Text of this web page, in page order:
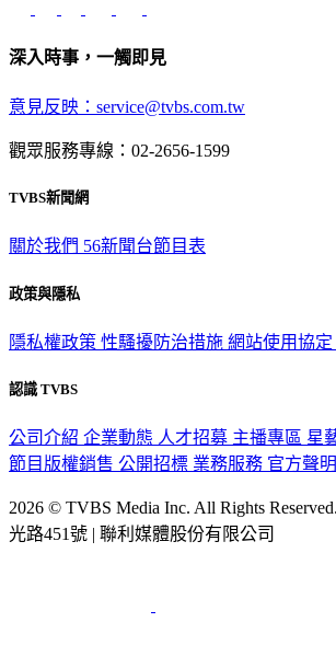
深入時事，一觸即見
意見反映：service@tvbs.com.tw
觀眾服務專線：02-2656-1599
TVBS新聞網
關於我們 56新聞台節目表
政策與隱私
隱私權政策 性騷擾防治措施 網站使用協定
認識 TVBS
公司介紹 企業動態 人才招募 主播專區 星
節目版權銷售 公開招標 業務服務 官方聲明
2026 © TVBS Media Inc. All Rights
光路451號 | 聯利媒體股份有限公司